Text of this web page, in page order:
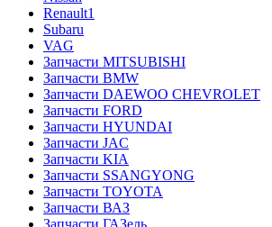
Renault1
Subaru
VAG
Запчасти MITSUBISHI
Запчасти BMW
Запчасти DAEWOO CHEVROLET
Запчасти FORD
Запчасти HYUNDAI
Запчасти JAC
Запчасти KIA
Запчасти SSANGYONG
Запчасти TOYOTA
Запчасти ВАЗ
Запчасти ГАЗель